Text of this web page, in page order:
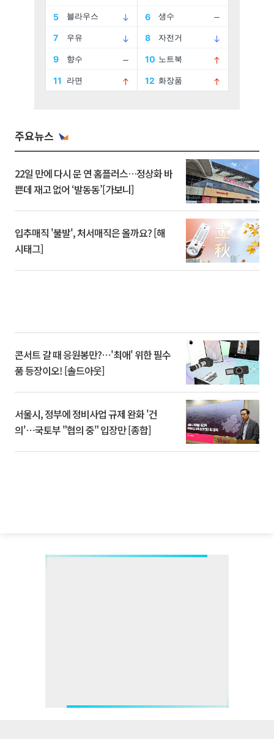
주요뉴스
22일 만에 다시 문 연 홈플러스…정상화 바
쁜데 재고 없어 ‘발동동’[가보니]
입추매직 '불발', 처서매직은 올까요? [해
시태그]
콘서트 갈 때 응원봉만?⋯'최애' 위한 필수
품 등장이오! [솔드아웃]
서울시, 정부에 정비사업 규제 완화 '건
의'⋯국토부 "협의 중" 입장만 [종합]